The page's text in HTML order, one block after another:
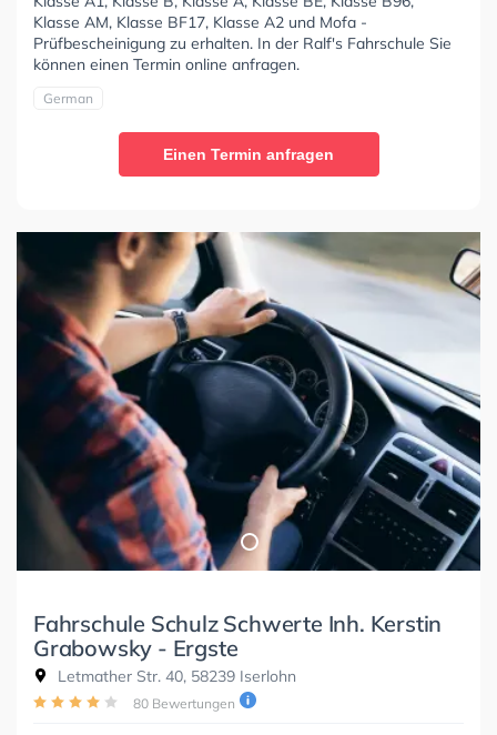
Klasse AM, Klasse BF17, Klasse A2 und Mofa -
Prüfbescheinigung zu erhalten. In der Ralf's Fahrschule Sie
können einen Termin online anfragen.
German
Einen Termin anfragen
Fahrschule Schulz Schwerte Inh. Kerstin
Grabowsky - Ergste
Letmather Str. 40, 58239 Iserlohn
80 Bewertungen